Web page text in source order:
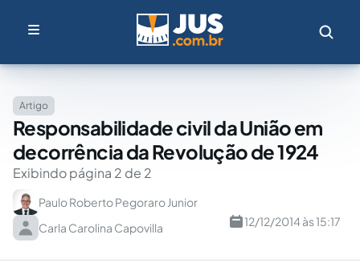
Artigo
Responsabilidade civil da União em
decorrência da Revolução de 1924
Exibindo página 2 de 2
Paulo Roberto Pegoraro Junior
Carla Carolina Capovilla
12/12/2014 às 15:17